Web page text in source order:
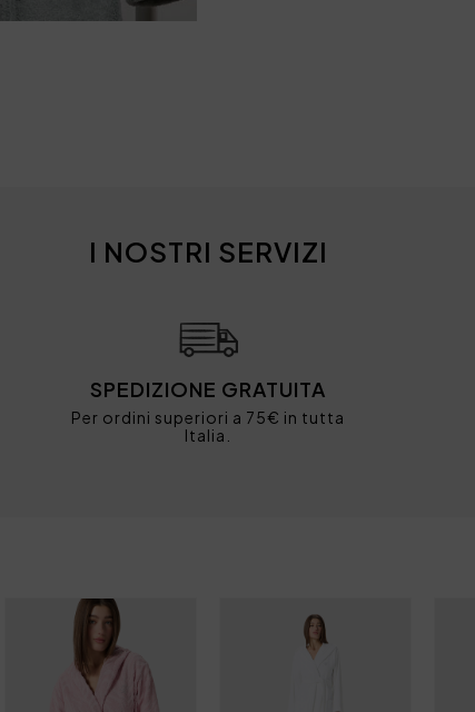
I NOSTRI SERVIZI
SPEDIZIONE GRATUITA
Per ordini superiori a 75€ in tutta
Italia.